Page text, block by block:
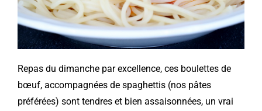
Repas du dimanche par excellence, ces boulettes de
bœuf, accompagnées de spaghettis (nos pâtes
préférées) sont tendres et bien assaisonnées, un vrai